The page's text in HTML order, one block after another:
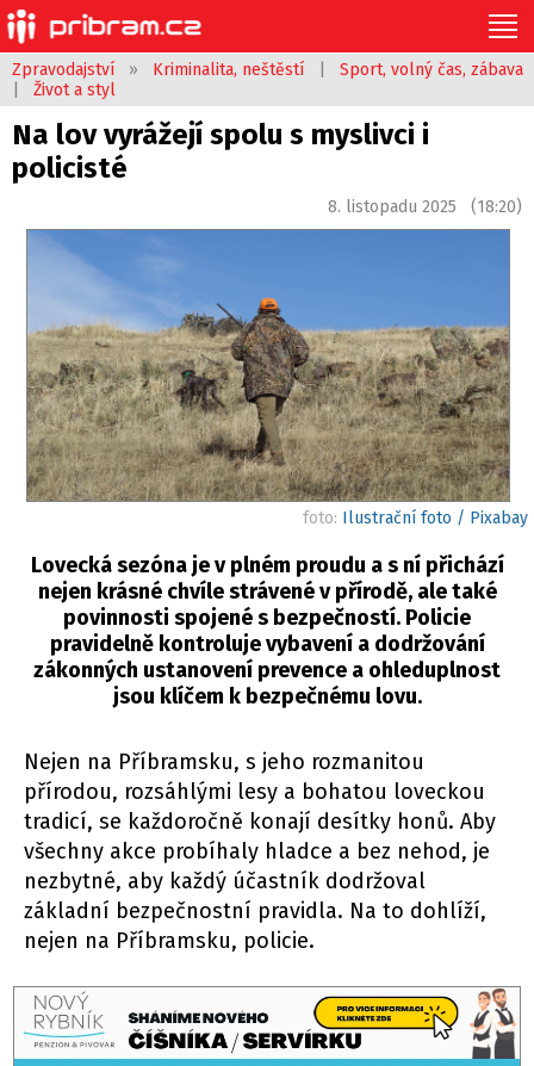
Zpravodajství » Kriminalita, neštěstí
Sport, volný čas, zábava
Život a styl
Na lov vyrážejí spolu s myslivci i
policisté
8. listopadu 2025 (18:20)
foto: Ilustrační foto / Pixabay
Lovecká sezóna je v plném proudu a s ní přichází
nejen krásné chvíle strávené v přírodě, ale také
povinnosti spojené s bezpečností. Policie
pravidelně kontroluje vybavení a dodržování
zákonných ustanovení prevence a ohleduplnost
jsou klíčem k bezpečnému lovu.
Nejen na Příbramsku, s jeho rozmanitou
přírodou, rozsáhlými lesy a bohatou loveckou
tradicí, se každoročně konají desítky honů. Aby
všechny akce probíhaly hladce a bez nehod, je
nezbytné, aby každý účastník dodržoval
základní bezpečnostní pravidla. Na to dohlíží,
nejen na Příbramsku, policie.